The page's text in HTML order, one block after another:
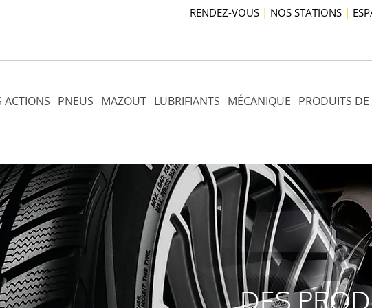
RENDEZ-VOUS | NOS STATIONS |
ACTIONS PNEUS MAZOUT LUBRIFIANTS MÉCANIQUE PRODUITS
DES